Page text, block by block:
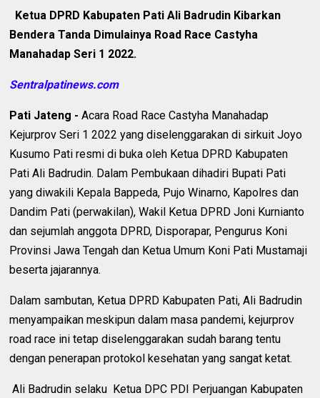
Ketua DPRD Kabupaten Pati Ali Badrudin Kibarkan
Bendera Tanda Dimulainya Road Race Castyha
Manahadap Seri 1 2022.
Sentralpatinews.com
Pati Jateng - Acara Road Race Castyha Manahadap
Kejurprov Seri 1 2022 yang diselenggarakan di sirkuit Joyo
Kusumo Pati resmi di buka oleh Ketua DPRD Kabupaten
Pati Ali Badrudin. Dalam Pembukaan dihadiri Bupati Pati
yang diwakili Kepala Bappeda, Pujo Winarno, Kapolres dan
Dandim Pati (perwakilan), Wakil Ketua DPRD Joni Kurnianto
dan sejumlah anggota DPRD, Disporapar, Pengurus Koni
Provinsi Jawa Tengah dan Ketua Umum Koni Pati Mustamaji
beserta jajarannya.
Dalam sambutan, Ketua DPRD Kabupaten Pati, Ali Badrudin
menyampaikan meskipun dalam masa pandemi, kejurprov
road race ini tetap diselenggarakan sudah barang tentu
dengan penerapan protokol kesehatan yang sangat ketat.
Ali Badrudin selaku Ketua DPC PDI Perjuangan Kabupaten